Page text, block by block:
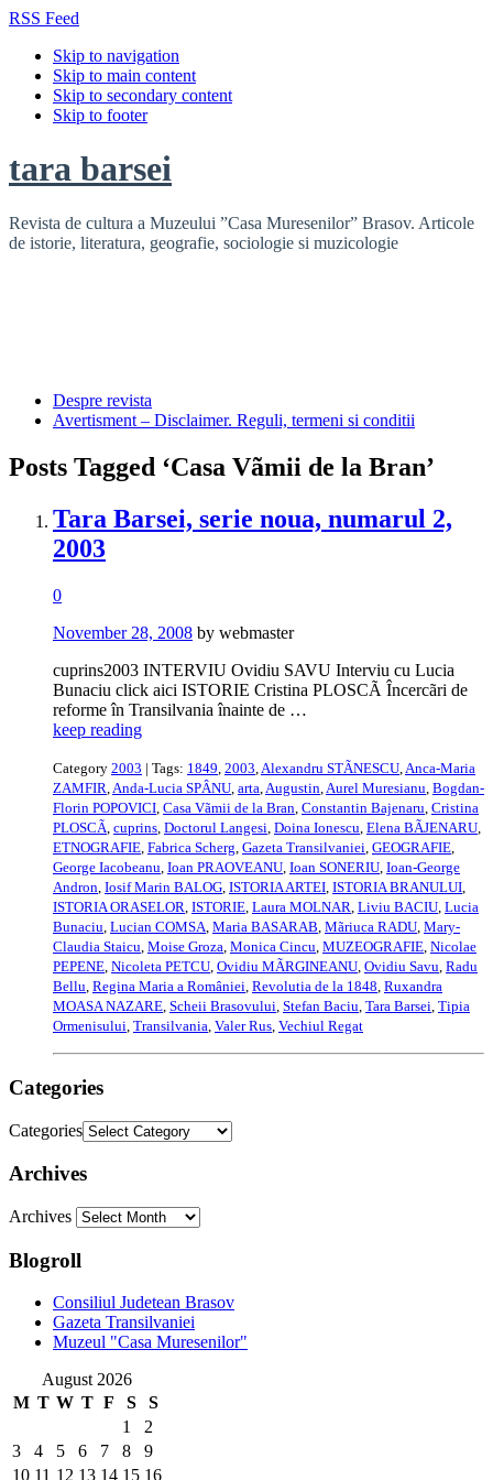
RSS Feed
Skip to navigation
Skip to main content
Skip to secondary content
Skip to footer
tara barsei
Revista de cultura a Muzeului ”Casa Muresenilor” Brasov. Articole
de istorie, literatura, geografie, sociologie si muzicologie
Despre revista
Avertisment – Disclaimer. Reguli, termeni si conditii
Posts Tagged ‘Casa Vãmii de la Bran’
Tara Barsei, serie noua, numarul 2,
2003
0
November 28, 2008 by webmaster
cuprins2003 INTERVIU Ovidiu SAVU Interviu cu Lucia
Bunaciu click aici ISTORIE Cristina PLOSCÃ Încercãri de
reforme în Transilvania înainte de …
keep reading
Category 2003 | Tags: 1849, 2003,Alexandru STÃNESCU,Anca-Maria
ZAMFIR,Anda-Lucia SPÂNU, arta,Augustin,Aurel Muresianu, Bogdan-
Florin POPOVICI, Casa Vãmii de la Bran, Constantin Bajenaru, Cristina
PLOSCÃ, cuprins, Doctorul Langesi, Doina Ionescu, Elena BÃJENARU,
ETNOGRAFIE, Fabrica Scherg, Gazeta Transilvaniei, GEOGRAFIE,
George Iacobeanu, Ioan PRAOVEANU, Ioan SONERIU, Ioan-George
Andron, Iosif Marin BALOG, ISTORIA ARTEI, ISTORIA BRANULUI,
ISTORIA ORASELOR, ISTORIE, Laura MOLNAR, Liviu BACIU, Lucia
Bunaciu, Lucian COMSA, Maria BASARAB, Mãriuca RADU, Mary-
Claudia Staicu, Moise Groza, Monica Cincu, MUZEOGRAFIE, Nicolae
PEPENE, Nicoleta PETCU, Ovidiu MÃRGINEANU, Ovidiu Savu, Radu
Bellu, Regina Maria a României, Revolutia de la 1848, Ruxandra
MOASA NAZARE, Scheii Brasovului, Stefan Baciu, Tara Barsei, Tipia
Ormenisului, Transilvania, Valer Rus, Vechiul Regat
Categories
Categories
Archives
Archives
Blogroll
Consiliul Judetean Brasov
Gazeta Transilvaniei
Muzeul "Casa Muresenilor"
August 2026
M T W T F S
S
1
2
3
4 5 6 7 8
9
10 11 12 13 14 15 16